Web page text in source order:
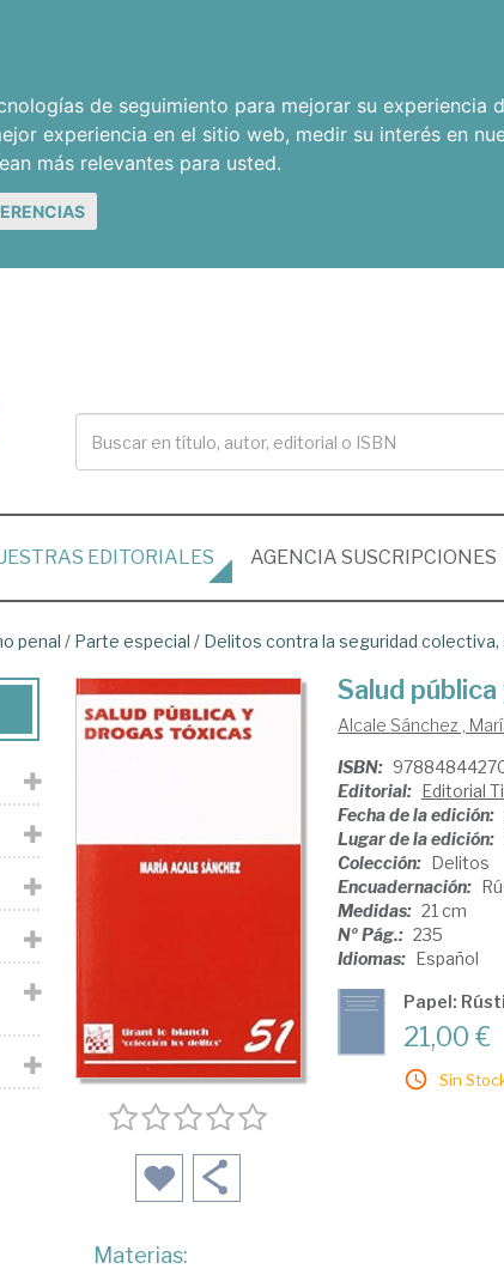
de seguimiento para mejorar su experiencia
experiencia en el sitio web, medir su interés en
más relevantes para usted.
EDITORIALES AGENCIA SUSCRIPCIONES
penal / Parte especial / Delitos contra la seguridad colectiva,
Salud
Alcale Sánchez ,
ISBN:
Editorial: Editorial
Fecha de la edición:
Lugar de la edición:
Colección: Delitos
Encuadernación:
Medidas: 21 cm
Nº Pág.: 235
Idiomas: Español
Papel:
21,00 €
Sin
Materias: